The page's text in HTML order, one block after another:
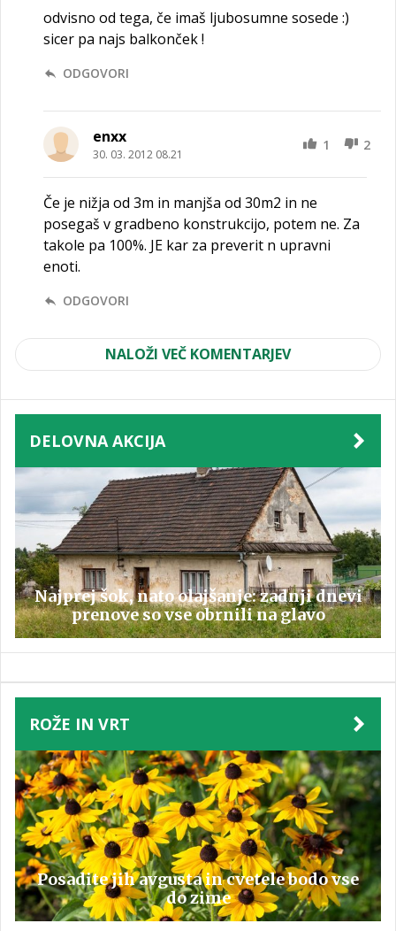
odvisno od tega, če imaš ljubosumne sosede :)
sicer pa najs balkonček !
ODGOVORI
enxx
30. 03. 2012 08.21
1 2
Če je nižja od 3m in manjša od 30m2 in ne
posegaš v gradbeno konstrukcijo, potem ne. Za
takole pa 100%. JE kar za preverit n upravni
enoti.
ODGOVORI
NALOŽI VEČ KOMENTARJEV
DELOVNA AKCIJA
Najprej šok, nato olajšanje: zadnji dnevi
prenove so vse obrnili na glavo
ROŽE IN VRT
Posadite jih avgusta in cvetele bodo vse
do zime